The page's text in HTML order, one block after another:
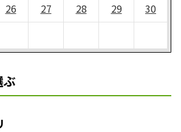
26 27 28 29
30
ぶ